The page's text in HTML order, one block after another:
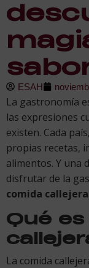
ESAH
La gastronomía
las expresiones
existen. Cada
propias recetas,
alimentos. Y una
disfrutar de la
comida callejera
Qué
La comida